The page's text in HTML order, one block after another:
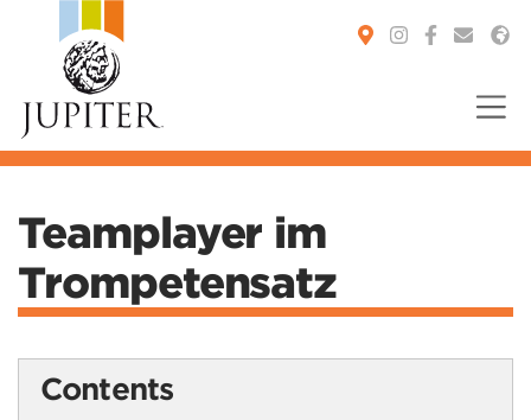
Teamplayer im
Trompetensatz
Contents